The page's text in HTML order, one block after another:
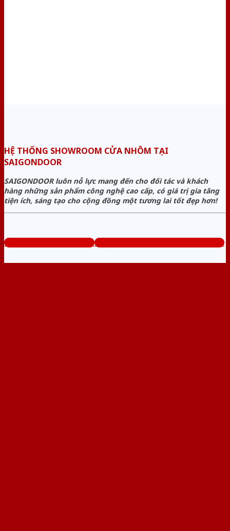
HỆ THỐNG SHOWROOM CỬA NHÔM TẠI
SAIGONDOOR
SAIGONDOOR luôn nỗ lực mang đến cho đối tác và khách
hàng những sản phẩm công nghệ cao cấp, có giá trị gia tăng
tiện ích, sáng tạo cho cộng đồng một tương lai tốt đẹp hơn!
www.baogiacuanhom.com Tổng đài tư vấn miễn phí: 0824.400.400